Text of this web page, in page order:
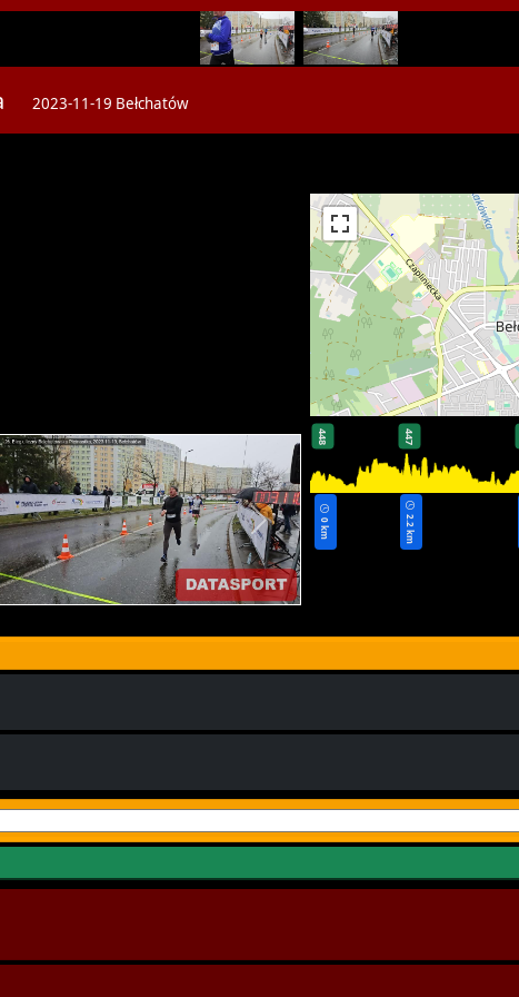
2023-11-19 Bełchatów
0 km
448 447
2.2 km